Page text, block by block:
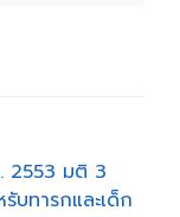
2553 มติ 3
บทารกและเด็ก